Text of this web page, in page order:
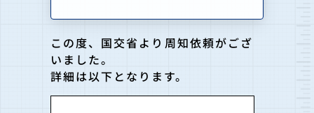
この度、国交省より周知依頼がござ
いました。
詳細は以下となります。